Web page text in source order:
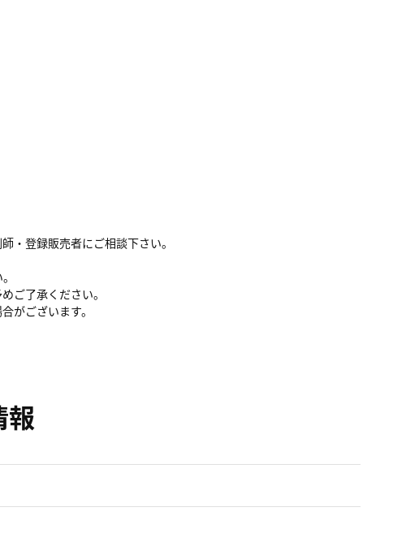
・登録販売者にご相談下さい。
ご了承ください。
がございます。
報